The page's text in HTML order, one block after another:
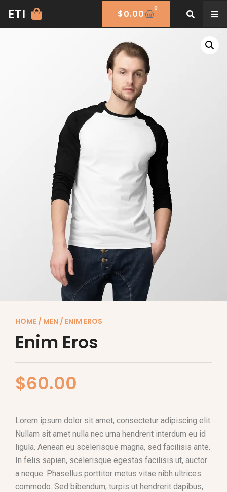
ETI $0.00
0
HOME / MEN / ENIM EROS
Enim Eros
$60.00
Lorem ipsum dolor sit amet, consectetur adipiscing elit.
Nullam sit amet nulla nec urna hendrerit interdum eu id
ligula. Aenean eu scelerisque magna, sed facilisis ante.
In felis sapien, scelerisque egestas facilisis ut, auctor
a neque. Phasellus porttitor metus vitae nibh ultrices
commodo. Sed bibendum, turpis ut hendrerit dapibus,